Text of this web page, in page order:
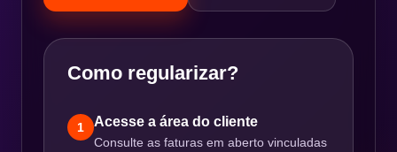
Como regularizar?
1 Acesse a área do cliente
Consulte as faturas em aberto vinculadas